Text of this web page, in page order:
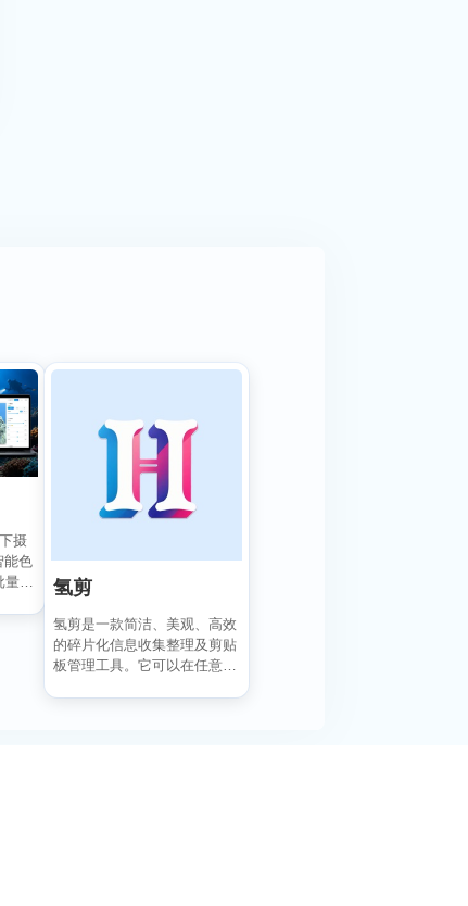
摄
能色
编
氢剪
氢剪是一款简洁、美观、高效
的碎片化信息收集整理及剪贴
板管理工具。它可以在任意位